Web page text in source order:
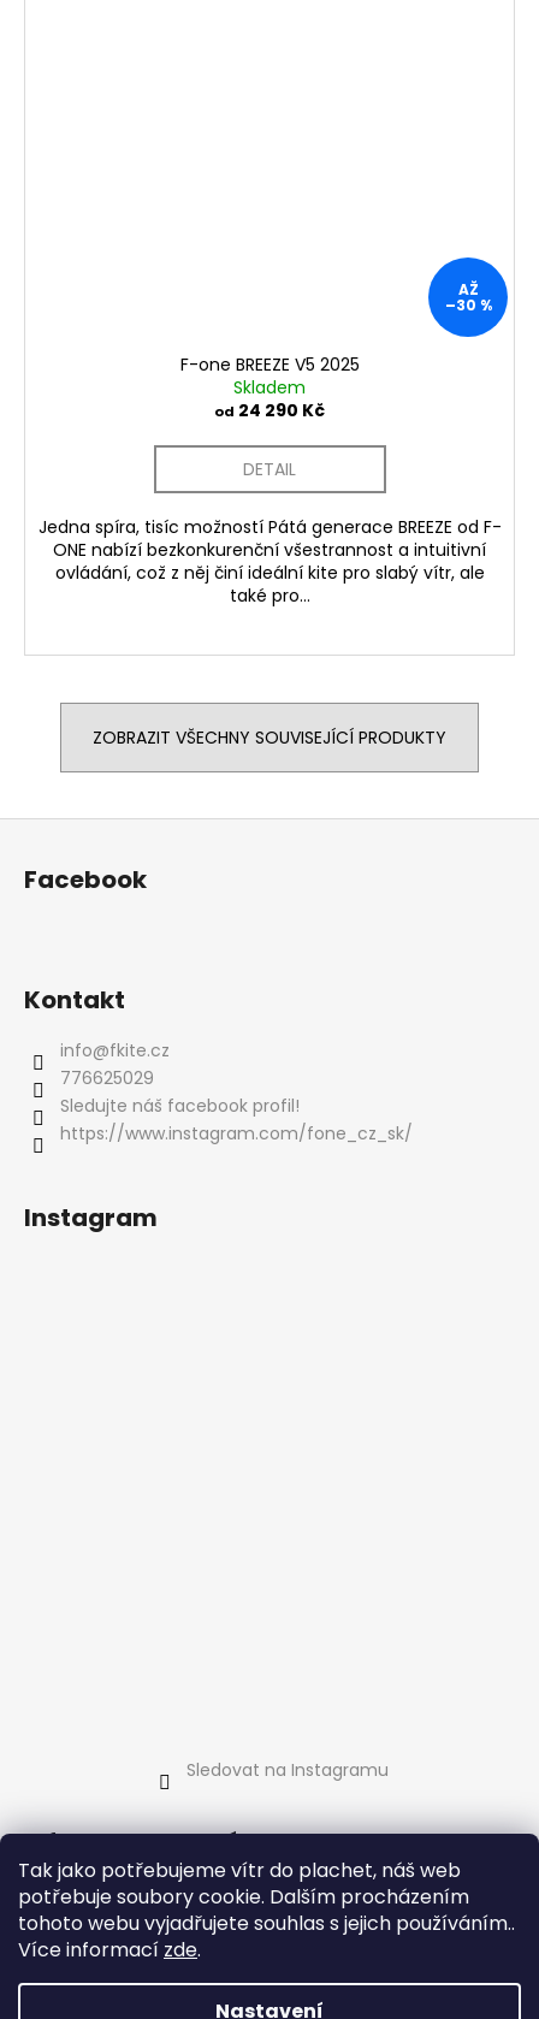
Tak jako potřebujeme vítr do plachet, náš web
potřebuje soubory cookie. Dalším procházením
tohoto webu vyjadřujete souhlas s jejich používáním..
Více informací zde.
Nastavení
AŽ
–30 %
F-one BREEZE V5 2025
Skladem
od 24 290 Kč
DETAIL
Jedna spíra, tisíc možností Pátá generace BREEZE od F-
ONE nabízí bezkonkurenční všestrannost a intuitivní
ovládání, což z něj činí ideální kite pro slabý vítr, ale
také pro...
ZOBRAZIT VŠECHNY SOUVISEJÍCÍ PRODUKTY
Z
Facebook
Kontakt
info@fkite.cz
776625029
Sledujte náš facebook profil!
https://www.instagram.com/fone_cz_sk/
Instagram
Sledovat na Instagramu
Informace pro vás
Jak nakupovat
Obchodní podmínky
Podmínky ochrany osobních údajů